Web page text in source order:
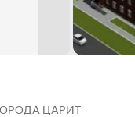
ЦAРИT